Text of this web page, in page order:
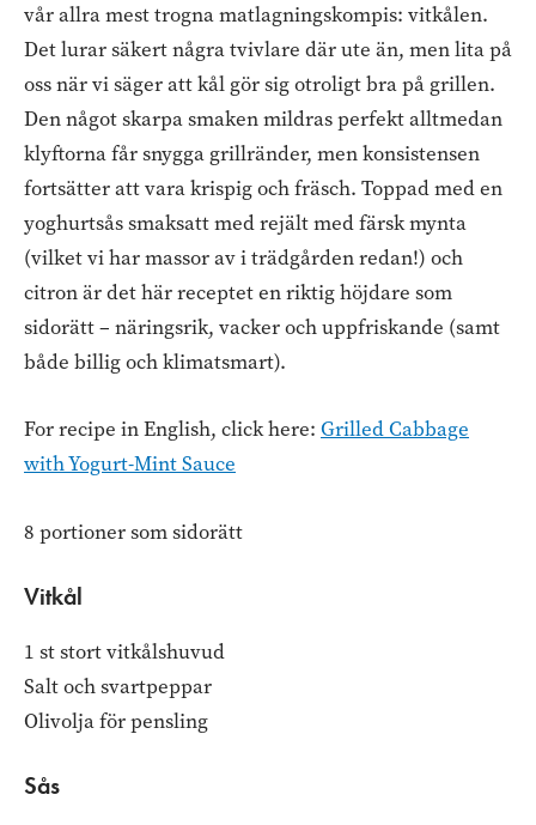
vår allra mest trogna matlagningskompis: vitkålen.
Det lurar säkert några tvivlare där ute än, men lita på
oss när vi säger att kål gör sig otroligt bra på grillen.
Den något skarpa smaken mildras perfekt alltmedan
klyftorna får snygga grillränder, men konsistensen
fortsätter att vara krispig och fräsch. Toppad med en
yoghurtsås smaksatt med rejält med färsk mynta
(vilket vi har massor av i trädgården redan!) och
citron är det här receptet en riktig höjdare som
sidorätt – näringsrik, vacker och uppfriskande (samt
både billig och klimatsmart).
For recipe in English, click here: Grilled Cabbage
with Yogurt-Mint Sauce
8 portioner som sidorätt
Vitkål
1 st stort vitkålshuvud
Salt och svartpeppar
Olivolja för pensling
Sås